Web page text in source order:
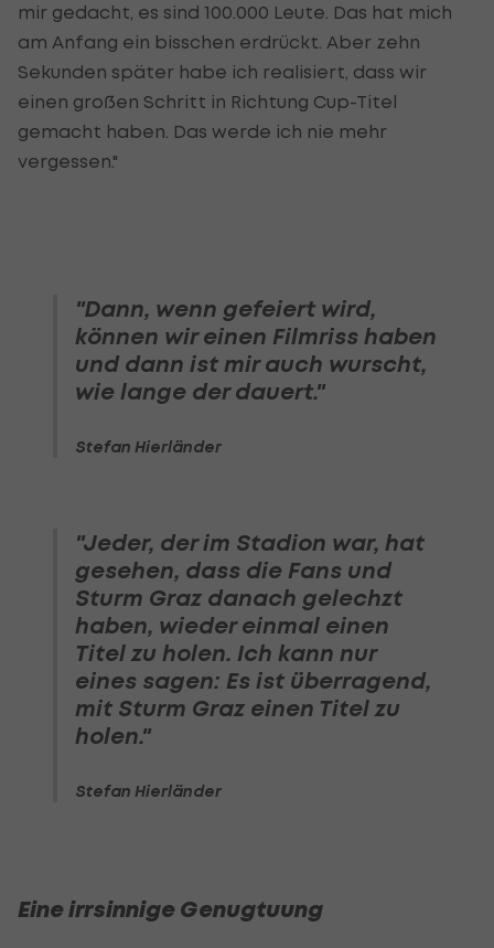
mir gedacht, es sind 100.000 Leute. Das hat mich
am Anfang ein bisschen erdrückt. Aber zehn
Sekunden später habe ich realisiert, dass wir
einen großen Schritt in Richtung Cup-Titel
gemacht haben. Das werde ich nie mehr
vergessen."
"Dann, wenn gefeiert wird,
können wir einen Filmriss haben
und dann ist mir auch wurscht,
wie lange der dauert."
Stefan Hierländer
"Jeder, der im Stadion war, hat
gesehen, dass die Fans und
Sturm Graz danach gelechzt
haben, wieder einmal einen
Titel zu holen. Ich kann nur
eines sagen: Es ist überragend,
mit Sturm Graz einen Titel zu
holen."
Stefan Hierländer
Eine irrsinnige Genugtuung